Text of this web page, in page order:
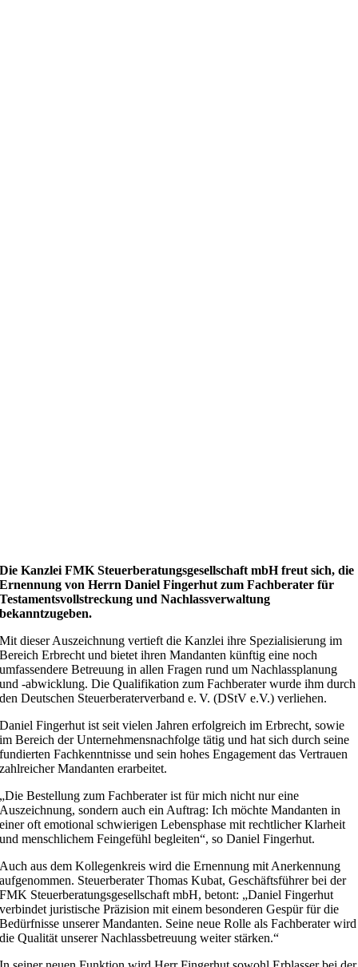
Die Kanzlei FMK Steuerberatungsgesellschaft mbH freut sich, die
Ernennung von Herrn Daniel Fingerhut zum Fachberater für
Testamentsvollstreckung und Nachlassverwaltung
bekanntzugeben.
Mit dieser Auszeichnung vertieft die Kanzlei ihre Spezialisierung im
Bereich Erbrecht und bietet ihren Mandanten künftig eine noch
umfassendere Betreuung in allen Fragen rund um Nachlassplanung
und -abwicklung. Die Qualifikation zum Fachberater wurde ihm durch
den Deutschen Steuerberaterverband e. V. (DStV e.V.) verliehen.
Daniel Fingerhut ist seit vielen Jahren erfolgreich im Erbrecht, sowie
im Bereich der Unternehmensnachfolge tätig und hat sich durch seine
fundierten Fachkenntnisse und sein hohes Engagement das Vertrauen
zahlreicher Mandanten erarbeitet.
„Die Bestellung zum Fachberater ist für mich nicht nur eine
Auszeichnung, sondern auch ein Auftrag: Ich möchte Mandanten in
einer oft emotional schwierigen Lebensphase mit rechtlicher Klarheit
und menschlichem Feingefühl begleiten“, so Daniel Fingerhut.
Auch aus dem Kollegenkreis wird die Ernennung mit Anerkennung
aufgenommen. Steuerberater Thomas Kubat, Geschäftsführer bei der
FMK Steuerberatungsgesellschaft mbH, betont: „Daniel Fingerhut
verbindet juristische Präzision mit einem besonderen Gespür für die
Bedürfnisse unserer Mandanten. Seine neue Rolle als Fachberater wird
die Qualität unserer Nachlassbetreuung weiter stärken.“